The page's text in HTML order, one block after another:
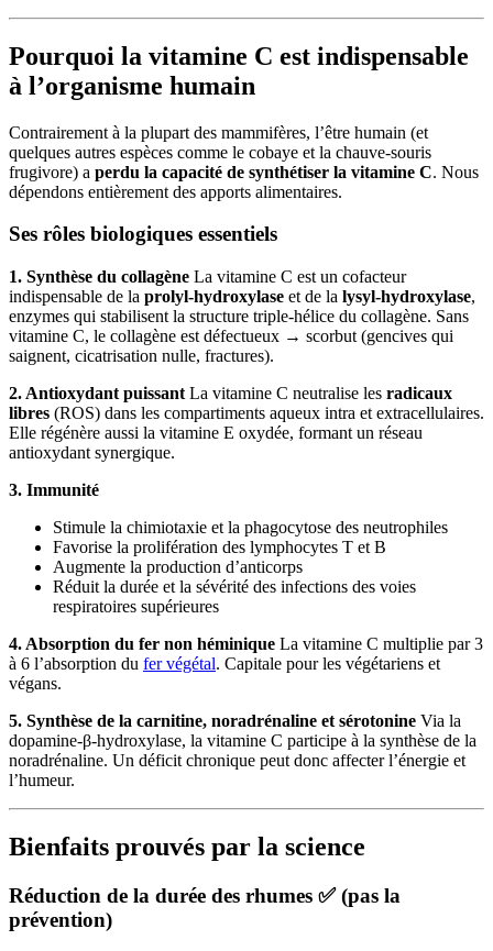
Pourquoi la vitamine C est indispensable
à l’organisme humain
Contrairement à la plupart des mammifères, l’être humain (et
quelques autres espèces comme le cobaye et la chauve-souris
frugivore) a perdu la capacité de synthétiser la vitamine C. Nous
dépendons entièrement des apports alimentaires.
Ses rôles biologiques essentiels
1. Synthèse du collagène La vitamine C est un cofacteur
indispensable de la prolyl-hydroxylase et de la lysyl-hydroxylase,
enzymes qui stabilisent la structure triple-hélice du collagène. Sans
vitamine C, le collagène est défectueux → scorbut (gencives qui
saignent, cicatrisation nulle, fractures).
2. Antioxydant puissant La vitamine C neutralise les radicaux
libres (ROS) dans les compartiments aqueux intra et extracellulaires.
Elle régénère aussi la vitamine E oxydée, formant un réseau
antioxydant synergique.
3. Immunité
Stimule la chimiotaxie et la phagocytose des neutrophiles
Favorise la prolifération des lymphocytes T et B
Augmente la production d’anticorps
Réduit la durée et la sévérité des infections des voies
respiratoires supérieures
4. Absorption du fer non héminique La vitamine C multiplie par 3
à 6 l’absorption du fer végétal. Capitale pour les végétariens et
végans.
5. Synthèse de la carnitine, noradrénaline et sérotonine Via la
dopamine-β-hydroxylase, la vitamine C participe à la synthèse de la
noradrénaline. Un déficit chronique peut donc affecter l’énergie et
l’humeur.
Bienfaits prouvés par la science
Réduction de la durée des rhumes ✅ (pas la
prévention)